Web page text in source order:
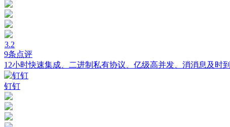
3.2
9条点评
12小时快速集成、二进制私有协议、亿级高并发、消消息及
钉钉